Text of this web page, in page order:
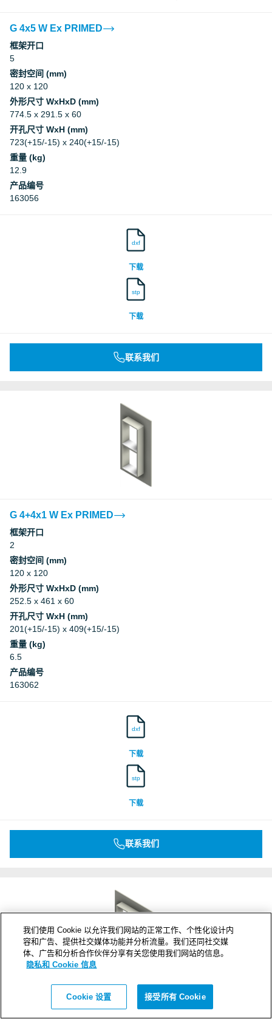
G 4x5 W Ex PRIMED
框架开口
5
密封空间 (mm)
120 x 120
外形尺寸 WxHxD (mm)
774.5 x 291.5 x 60
开孔尺寸 WxH (mm)
723(+15/-15) x 240(+15/-15)
重量 (kg)
12.9
产品编号
163056
dxf
下载
stp
下载
联系我们
G 4+4x1 W Ex PRIMED
框架开口
2
密封空间 (mm)
120 x 120
外形尺寸 WxHxD (mm)
252.5 x 461 x 60
开孔尺寸 WxH (mm)
201(+15/-15) x 409(+15/-15)
重量 (kg)
6.5
产品编号
163062
dxf
下载
stp
下载
联系我们
G 4+4x2 W Ex PRIMED
我们使用 Cookie 以允许我们网站的正常工作、个性化设计内
容和广告、提供社交媒体功能并分析流量。我们还同社交媒
体、广告和分析合作伙伴分享有关您使用我们网站的信息。
隐私和 Cookie 信息
Cookie 设置 接受所有 Cookie